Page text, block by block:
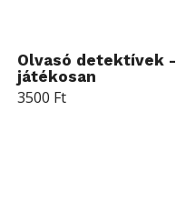
Olvasó detektívek
játékosan
3500 Ft